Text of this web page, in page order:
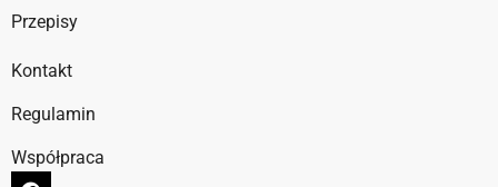
Przepisy
Kontakt
Regulamin
Współpraca